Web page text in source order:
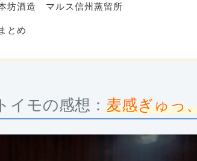
坊酒造 マルス信州蒸留所
まとめ
イモの感想 ： 麦感ぎゅっ